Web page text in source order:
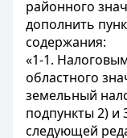
районного
дополнить
содержания:
«1-1.
областного
земельный
подпункты 2) и
следующей